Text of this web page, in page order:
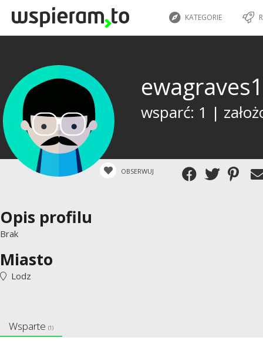
KATEGORIE
wsparć: 1 |
OBSERWUJ
Opis profilu
Brak
Miasto
Lodz
Wsparte (1)